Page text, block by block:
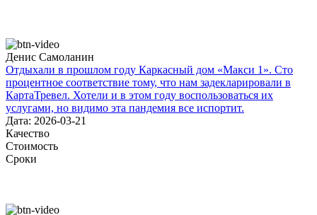
Денис Самоланин
Отдыхали в прошлом году Каркасный дом «Макси 1». Сто
процентное соответствие тому, что нам задекларировали в
КартаТревел. Хотели и в этом году воспользоваться их
услугами, но видимо эта пандемия все испортит.
Дата: 2026-03-21
Качество
Стоимость
Сроки